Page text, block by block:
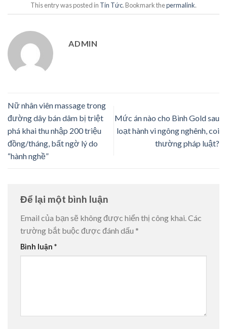
This entry was posted in Tin Tức. Bookmark thepermalink.
ADMIN
Nữ nhân viên massage trong
đường dây bán dâm bị triệt
phá khai thu nhập 200 triệu
đồng/tháng, bất ngờ lý do
“hành nghề”
Mức án nào cho Bình Gold sau
loạt hành vi ngông nghênh, coi
thường pháp luật?
Để lại một bình luận
Email của bạn sẽ không được hiển thị công khai.Các
trường bắt buộc được đánh dấu *
Bình luận *